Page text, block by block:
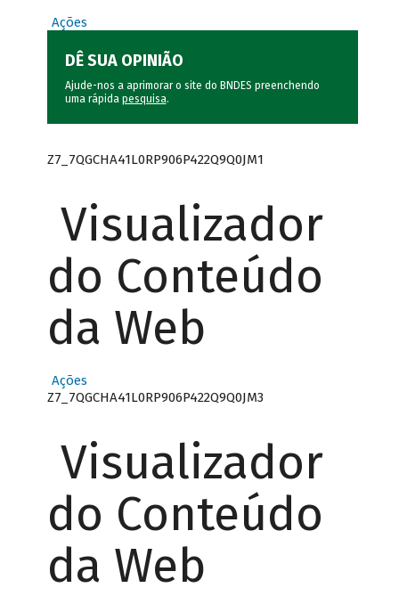
Ações
DÊ SUA OPINIÃO
Ajude-nos a aprimorar o site do BNDES preenchendo
uma rápida pesquisa.
Z7_7QGCHA41L0RP906P422Q9Q0JM1
Visualizador
do Conteúdo
da Web
Ações
Z7_7QGCHA41L0RP906P422Q9Q0JM3
Visualizador
do Conteúdo
da Web